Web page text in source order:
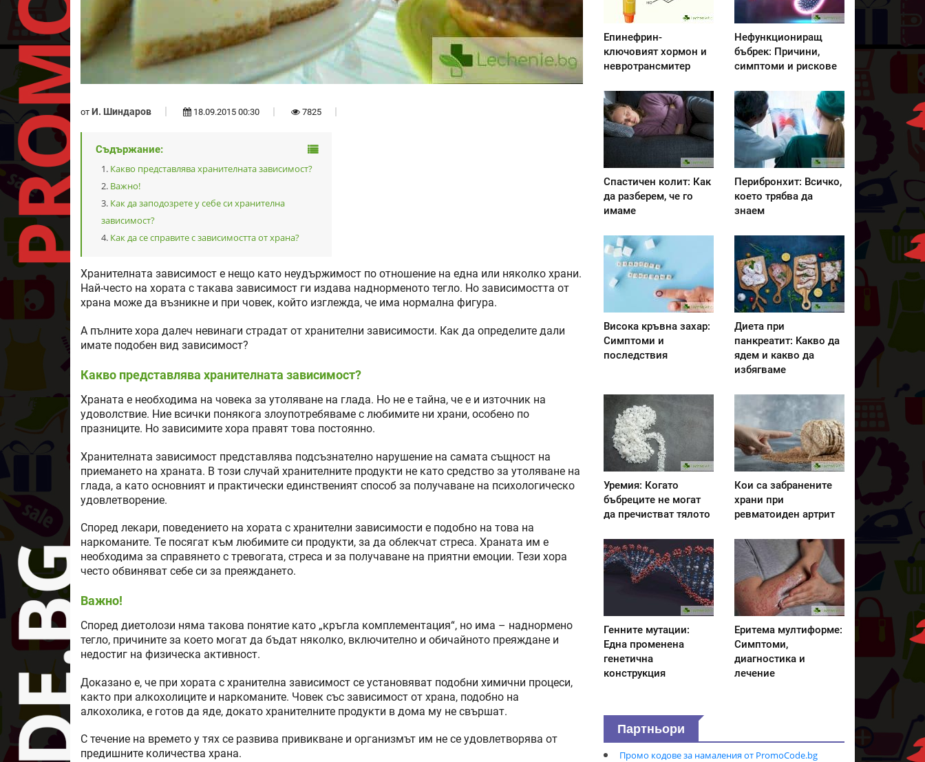
от И. Шиндаров 18.09.2015 00:30 7825
Съдържание:
Какво представлява хранителната зависимост?
Важно!
Как да заподозрете у себе си хранителна
зависимост?
Как да се справите с зависимостта от храна?
Хранителната зависимост е нещо като неудържимост по отношение на една или няколко храни.
Най-често на хората с такава зависимост ги издава наднорменото тегло. Но зависимостта от
храна може да възникне и при човек, който изглежда, че има нормална фигура.
А пълните хора далеч невинаги страдат от хранителни зависимости. Как да определите дали
имате подобен вид зависимост?
Какво представлява хранителната зависимост?
Храната е необходима на човека за утоляване на глада. Но не е тайна, че е и източник на
удоволствие. Ние всички понякога злоупотребяваме с любимите ни храни, особено по
празниците. Но зависимите хора правят това постоянно.
Хранителната зависимост представлява подсъзнателно нарушение на самата същност на
приемането на храната. В този случай хранителните продукти не като средство за утоляване на
глада, а като основният и практически единственият способ за получаване на психологическо
удовлетворение.
Според лекари, поведението на хората с хранителни зависимости е подобно на това на
наркоманите. Те посягат към любимите си продукти, за да облекчат стреса. Храната им е
необходима за справянето с тревогата, стреса и за получаване на приятни емоции. Тези хора
често обвиняват себе си за преяждането.
Важно!
Според диетолози няма такова понятие като „кръгла комплементация“, но има – наднормено
тегло, причините за което могат да бъдат няколко, включително и обичайното преяждане и
недостиг на физическа активност.
Доказано е, че при хората с хранителна зависимост се установяват подобни химични процеси,
както при алкохолиците и наркоманите. Човек със зависимост от храна, подобно на
алкохолика, е готов да яде, докато хранителните продукти в дома му не свършат.
С течение на времето у тях се развива привикване и организмът им не се удовлетворява от
предишните количества храна.
Епинефрин-
ключовият хормон и
невротрансмитер
Нефункциониращ
бъбрек: Причини,
симптоми и рискове
Спастичен колит: Как
да разберем, че го
имаме
Перибронхит: Всичко,
което трябва да
знаем
Висока кръвна захар:
Симптоми и
последствия
Диета при
панкреатит: Kакво да
ядем и какво да
избягваме
Уремия: Когато
бъбреците не могат
да пречистват тялото
Кои са забранените
храни при
ревматоиден артрит
Генните мутации:
Една променена
генетична
конструкция
Еритема мултиформе:
Симптоми,
диагностика и
лечение
Партньори
Промо кодове за намаления от PromoCode.bg